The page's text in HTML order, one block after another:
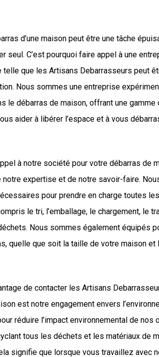
d’une maison peut être une tâche
seul. C’est pourquoi faire appel à une
que les Artisans Debarrasseurs peut
Nous sommes une entreprise
le débarras de maison, offrant une gamme
aider à libérer l’espace et à vous
à notre société pour votre débarras de
notre expertise et de notre savoir-faire.
pour prendre en charge toutes
le tri, l’emballage, le chargement, le
Nous sommes également équipés
quelle que soit la taille de votre maison et
de contacter les Artisans
est notre engagement envers
réduire l’impact environnemental de nos
tous les déchets et les matériaux de
signifie que lorsque vous travaillez avec